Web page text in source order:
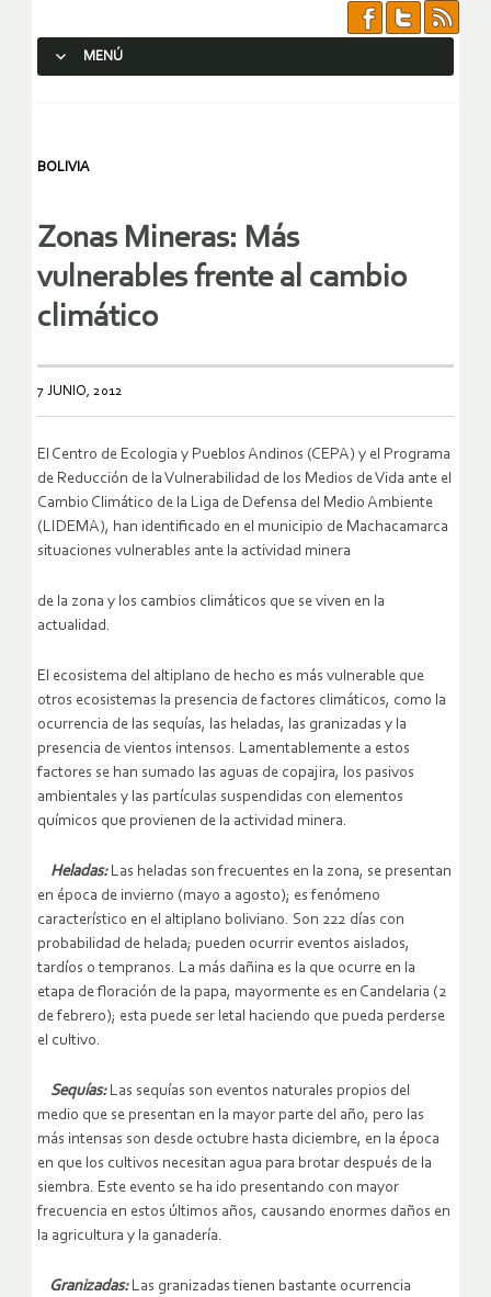
MENÚ
BOLIVIA
Zonas Mineras: Más
vulnerables frente al cambio
climático
7 JUNIO, 2012
El Centro de Ecologia y Pueblos Andinos (CEPA) y el Programa
de Reducción de la Vulnerabilidad de los Medios de Vida ante el
Cambio Climático de la Liga de Defensa del Medio Ambiente
(LIDEMA), han identificado en el municipio de Machacamarca
situaciones vulnerables ante la actividad minera
de la zona y los cambios climáticos que se viven en la
actualidad.
El ecosistema del altiplano de hecho es más vulnerable que
otros ecosistemas la presencia de factores climáticos, como la
ocurrencia de las sequías, las heladas, las granizadas y la
presencia de vientos intensos. Lamentablemente a estos
factores se han sumado las aguas de copajira, los pasivos
ambientales y las partículas suspendidas con elementos
químicos que provienen de la actividad minera.
Heladas: Las heladas son frecuentes en la zona, se presentan
en época de invierno (mayo a agosto); es fenómeno
característico en el altiplano boliviano. Son 222 días con
probabilidad de helada; pueden ocurrir eventos aislados,
tardíos o tempranos. La más dañina es la que ocurre en la
etapa de floración de la papa, mayormente es en Candelaria (2
de febrero); esta puede ser letal haciendo que pueda perderse
el cultivo.
Sequías:Las sequías son eventos naturales propios del
medio que se presentan en la mayor parte del año, pero las
más intensas son desde octubre hasta diciembre, en la época
en que los cultivos necesitan agua para brotar después de la
siembra. Este evento se ha ido presentando con mayor
frecuencia en estos últimos años, causando enormes daños en
la agricultura y la ganadería.
Granizadas: Las granizadas tienen bastante ocurrencia